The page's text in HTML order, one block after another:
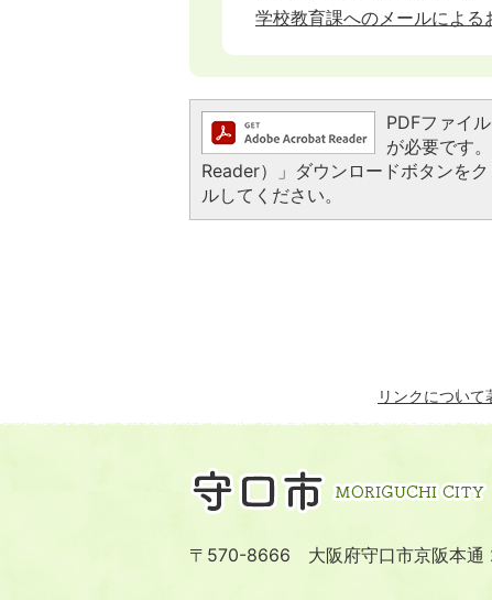
学校教育課へのメールによる
PDFファイ
が必要です
Reader）」ダウンロードボタンを
ルしてください。
リンクについて
〒570-8666 大阪府守口市京阪本通